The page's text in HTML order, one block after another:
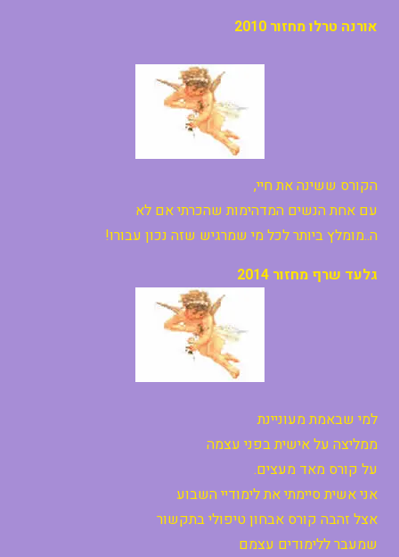
אורנה טרלו מחזור 2010
הקורס ששינה את חיי,
עם אחת הנשים המדהימות שהכרתי אם לא
ה..מומלץ ביותר לכל מי שמרגיש שזה נכון עבורו!
גלעד שרף מחזור 2014
למי שבאמת מעוניינת
ממליצה על אישית בפני עצמה
על קורס מאד מעצים.
אני אשית סיימתי את לימודיי השבוע
אצל זהבה קורס אבחון טיפולי בתקשור
שמעבר ללימודים עצמם